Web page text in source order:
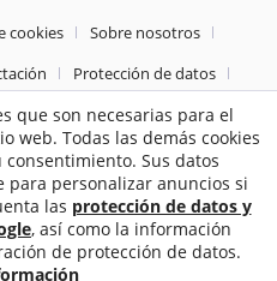
cookies
Sobre nosotros
Protección de datos
Pie de imprenta
ProvenExpert.com
que son necesarias para el
web. Todas las demás cookies
Sus datos
personalizar anuncios si
las protección de datos y
, así como la información
de protección de datos.